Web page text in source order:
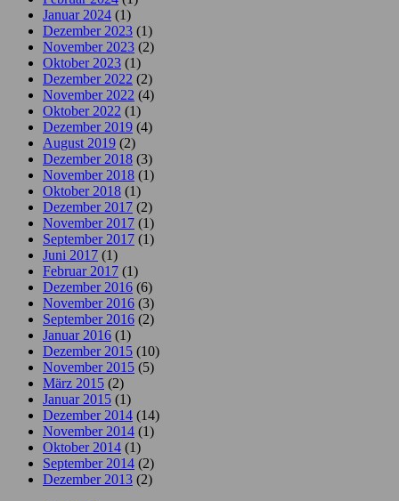
Januar 2024 (1)
Dezember 2023 (1)
November 2023 (2)
Oktober 2023 (1)
Dezember 2022 (2)
November 2022 (4)
Oktober 2022 (1)
Dezember 2019 (4)
August 2019 (2)
Dezember 2018 (3)
November 2018 (1)
Oktober 2018 (1)
Dezember 2017 (2)
November 2017 (1)
September 2017 (1)
Juni 2017 (1)
Februar 2017 (1)
Dezember 2016 (6)
November 2016 (3)
September 2016 (2)
Januar 2016 (1)
Dezember 2015 (10)
November 2015 (5)
März 2015 (2)
Januar 2015 (1)
Dezember 2014 (14)
November 2014 (1)
Oktober 2014 (1)
September 2014 (2)
Dezember 2013 (2)